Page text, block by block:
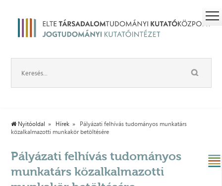
Nyitóoldal Hírek
Pályázati felhívás tudományos munkatárs
közalkalmazotti munkakör betöltésére
Pályázati felhívás tudományos
munkatárs közalkalmazotti